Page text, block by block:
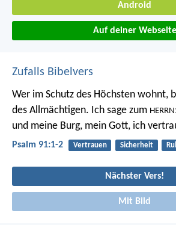
Android
Auf deiner Webseite
Zufalls Bibelvers
Wer im Schutz des Höchsten wohnt,
des Allmächtigen. Ich sage zum HERRN
und meine Burg, mein Gott, ich
Psalm 91:1-2 Vertrauen Sicherheit
Nächster Vers!
Mit Bild